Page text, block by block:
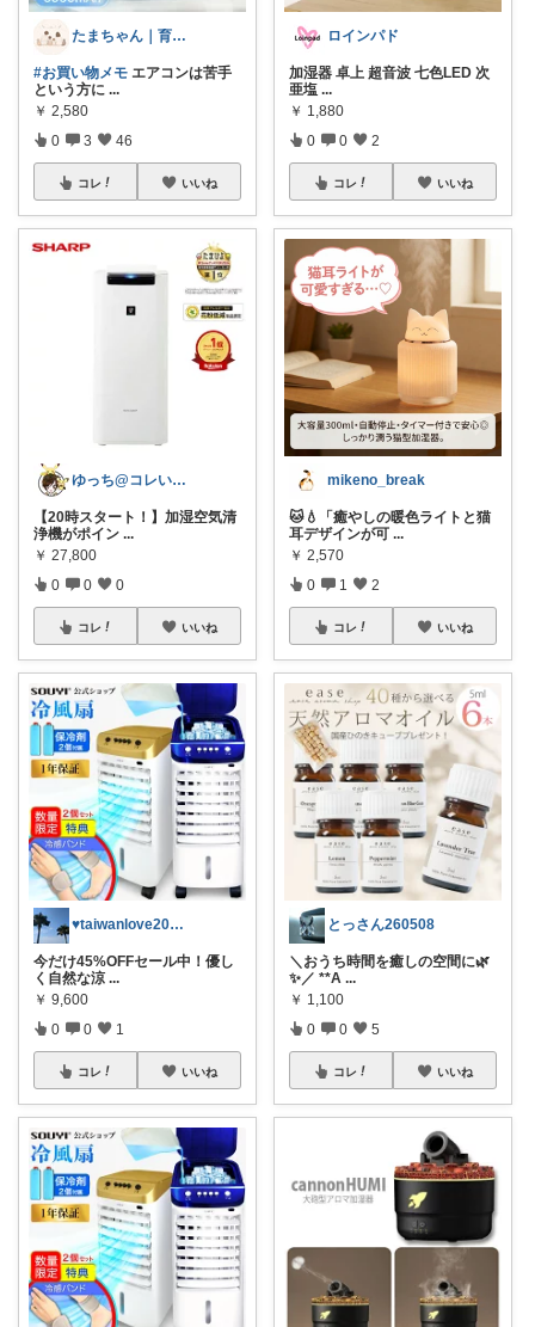
たまちゃん｜育児×在宅ワーク｜一条工務店
#お買い物メモ エアコンは苦手
という方に ...
￥ 2,580
0 3 46
コレ いいね
ゆっち@コレいいね！
【20時スタート！】加湿空気清
浄機がポイン ...
￥ 27,800
0 0 0
コレ いいね
♥taiwanlove2026♥
今だけ45%OFFセール中！優し
く自然な涼 ...
￥ 9,600
0 0 1
コレ いいね
ロインパド
加湿器 卓上 超音波 七色LED 次
亜塩 ...
￥ 1,880
0 0 2
コレ いいね
mikeno_break
🐱💧「癒やしの暖色ライトと猫
耳デザインが可 ...
￥ 2,570
0 1 2
コレ いいね
とっさん260508
＼おうち時間を癒しの空間に🌿
✨／ **A ...
￥ 1,100
0 0 5
コレ いいね